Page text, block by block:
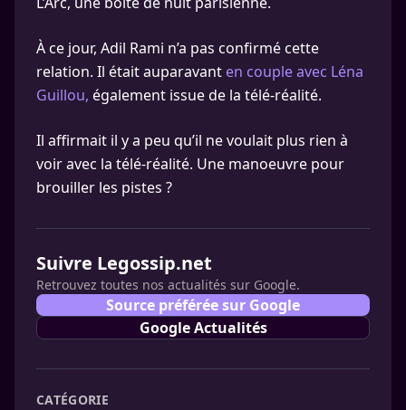
À ce jour, Adil Rami n’a pas confirmé cette
relation. Il était auparavant en couple avec Léna
Guillou, également issue de la télé-réalité.
Il affirmait il y a peu qu’il ne voulait plus rien à
voir avec la télé-réalité. Une manoeuvre pour
brouiller les pistes ?
Suivre Legossip.net
Retrouvez toutes nos actualités sur Google.
Source préférée sur Google
Google Actualités
CATÉGORIE